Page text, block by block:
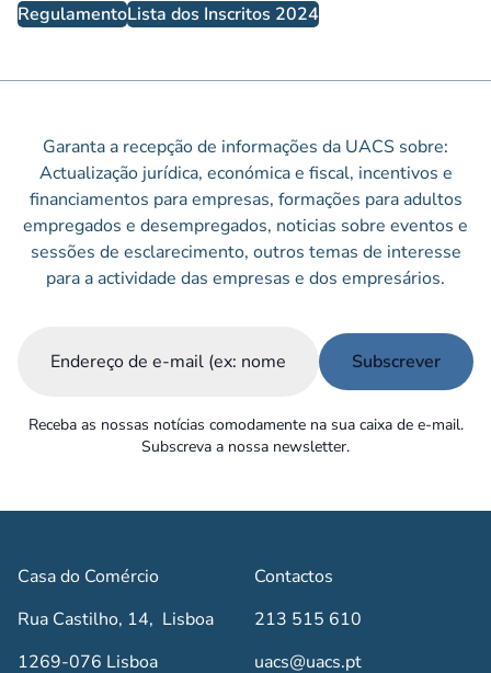
RegulamentoLista dos Inscritos 2024
Garanta a recepção de informações da UACS sobre:
Actualização jurídica, económica e fiscal, incentivos e
financiamentos para empresas, formações para adultos
empregados e desempregados, noticias sobre eventos e
sessões de esclarecimento, outros temas de interesse
para a actividade das empresas e dos empresários.
Receba as nossas notícias comodamente na sua caixa de e-mail.
Subscreva a nossa newsletter.
Casa do Comércio
Rua Castilho, 14, Lisboa
1269-076 Lisboa
Contactos
213 515 610
uacs@uacs.pt